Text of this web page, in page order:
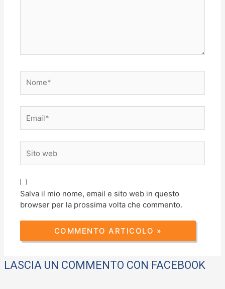
web
Salva il mio nome, email e sito web in questo
browser per la prossima volta che commento.
LASCIA UN COMMENTO CON FACEBOOK